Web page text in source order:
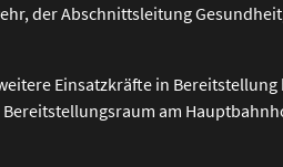
der Abschnittsleitung
Einsatzkräfte in Bereitstellung
am